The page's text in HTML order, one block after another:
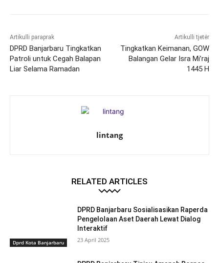
Artikulli paraprak
DPRD Banjarbaru Tingkatkan
Patroli untuk Cegah Balapan
Liar Selama Ramadan
Artikulli tjetër
Tingkatkan Keimanan, GOW
Balangan Gelar Isra Mi’raj
1445 H
lintang
RELATED ARTICLES
Dprd Kota Banjarbaru
DPRD Banjarbaru Sosialisasikan Raperda
Pengelolaan Aset Daerah Lewat Dialog
Interaktif
23 April 2025